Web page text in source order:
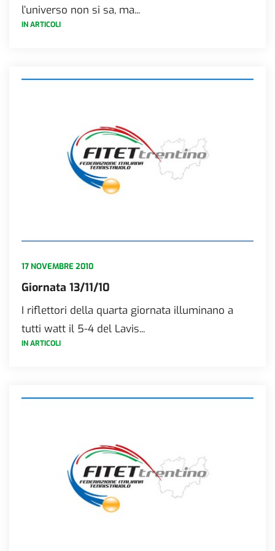
l’universo non si sa, ma...
IN ARTICOLI
17 NOVEMBRE 2010
Giornata 13/11/10
I riflettori della quarta giornata illuminano a
tutti watt il 5-4 del Lavis...
IN ARTICOLI